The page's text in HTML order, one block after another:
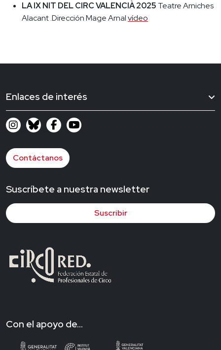
LA IX NIT DEL CIRC VALENCIÀ 2025 Teatre Arniches
Alacant .Dirección Mage Arnalvídeo
Enlaces de interés
Contáctanos
Suscríbete a nuestra newsletter
Suscribir
Con el apoyo de...